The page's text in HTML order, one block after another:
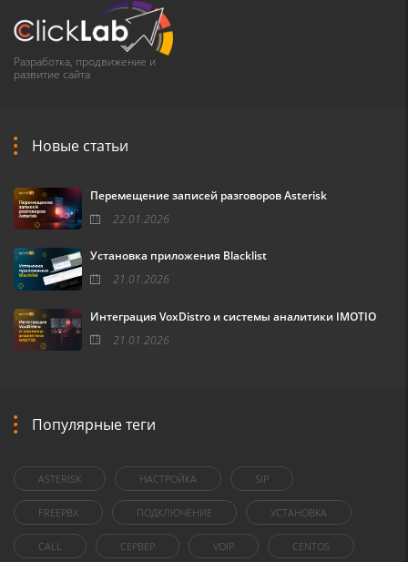
Разработка, продвижение и
развитие сайта
Новые статьи
Перемещение записей разговоров Asterisk
22.01.2026
Установка приложения Blacklist
21.01.2026
Интеграция VoxDistro и системы аналитики IMOTIO
21.01.2026
Популярные теги
ASTERISK НАСТРОЙКА SIP
FREEPBX ПОДКЛЮЧЕНИЕ УСТАНОВКА
CALL СЕРВЕР VOIP CENTOS